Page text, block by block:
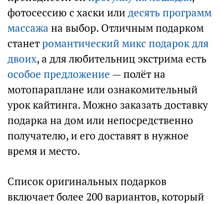
фотосессию с хаски или десять программ
массажа на выбор. Отличным подарком
станетромантический микс подарок для
двоих, а для любительниц экстрима есть
особое предложение — полёт на
мотопараплане или ознакомительный
урок кайтинга. Можно заказать доставку
подарка на дом или непосредственно
получателю, и его доставят в нужное
время и место.
Список оригинальных подарков
включает более 200 вариантов, который